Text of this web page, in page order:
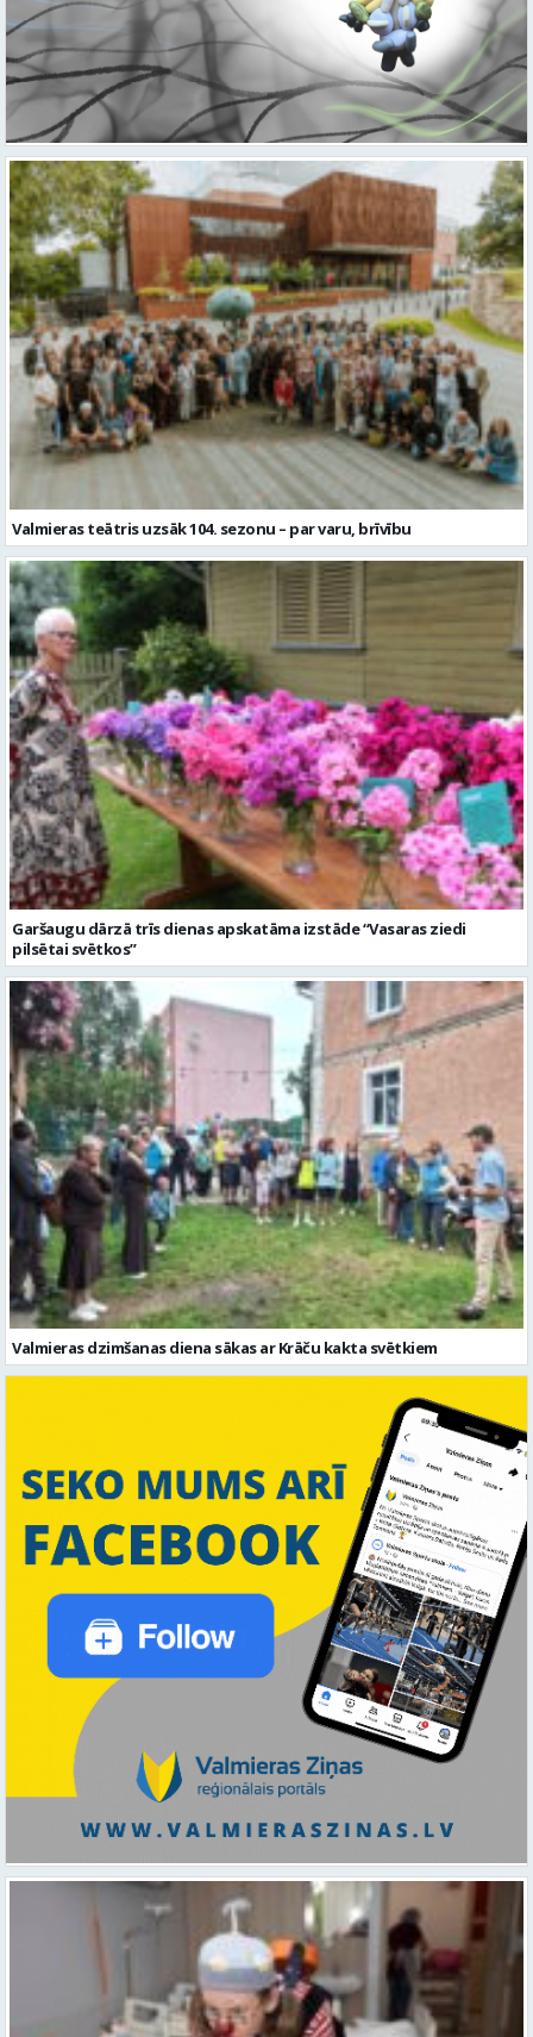
Valmieras teātris uzsāk 104. sezonu – par varu, brīvību
Garšaugu dārzā trīs dienas apskatāma izstāde “Vasaras ziedi
pilsētai svētkos”
Valmieras dzimšanas diena sākas ar Krāču kakta svētkiem